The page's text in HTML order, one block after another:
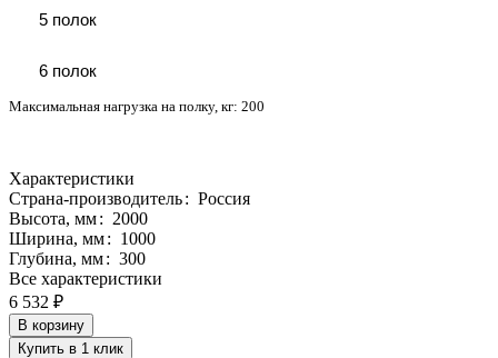
5 полок
6 полок
Максимальная нагрузка на полку, кг: 200
Характеристики
Страна-производитель: Россия
Высота, мм: 2000
Ширина, мм: 1000
Глубина, мм: 300
Все характеристики
6 532 ₽
В корзину
Купить в 1 клик